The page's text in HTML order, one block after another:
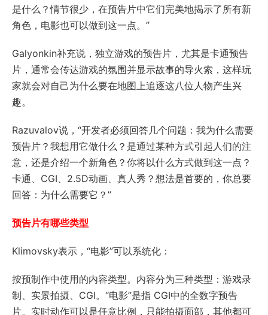
是什么？情节很少，在预告片中它们完美地揭示了所有新
角色，电影也可以做到这一点。”
Galyonkin补充说，独立游戏的预告片，尤其是卡通预告
片，通常会传达游戏的氛围并显示故事的导火索，这样玩
家就会对自己为什么要在地图上追逐这八位人物产生兴
趣。
Razuvalov说，“开发者必须回答几个问题：我为什么需要
预告片？我想用它做什么？是通过某种方式引起人们的注
意，还是介绍一个新角色？你将以什么方式做到这一点？
卡通、CGI、2.5D动画、真人秀？想法是首要的，你总要
回答：为什么需要它？”
预告片有哪些类型
Klimovsky表示，“电影”可以系统化：
按预制作中使用的内容类型。内容分为三种类型：游戏录
制、实景拍摄、CGI。“电影”是指 CGI中的全数字预告
片。实时动作可以是任意比例，只能拍摄面部，其他都可